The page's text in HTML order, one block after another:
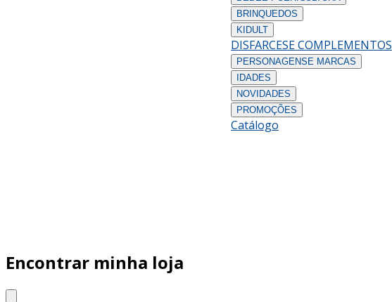
BRINQUEDOS
KIDULT
DISFARCESE COMPLEMENTOS
PERSONAGENS E MARCAS
IDADES
NOVIDADES
PROMOÇÕES
Catálogo
Encontrar minha loja